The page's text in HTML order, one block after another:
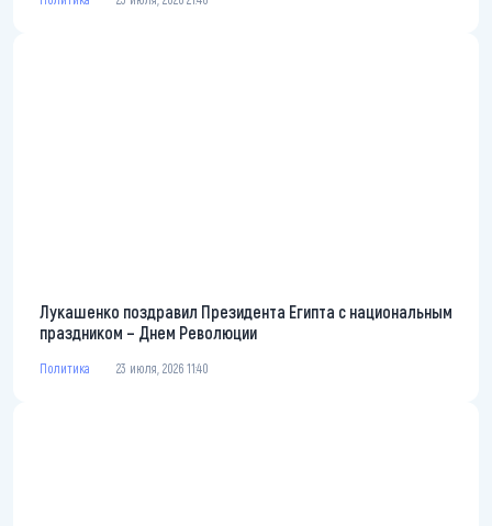
Лукашенко поздравил Президента Египта с национальным
праздником – Днем Революции
Политика 23 июля, 2026 11:40